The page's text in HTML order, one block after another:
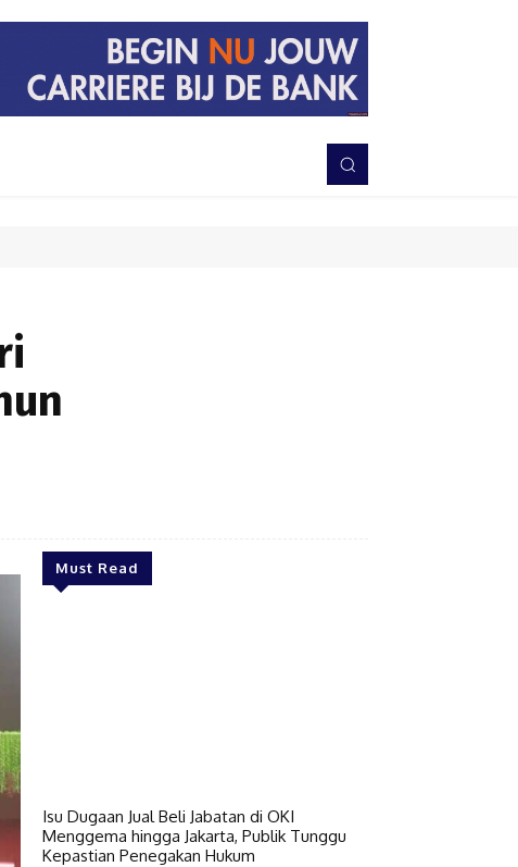
TNI-POLRI
Must Read
Isu Dugaan Jual Beli Jabatan di OKI
Menggema hingga Jakarta, Publik Tunggu
Kepastian Penegakan Hukum